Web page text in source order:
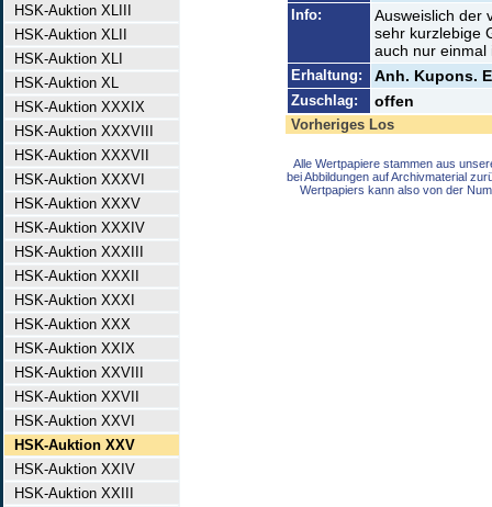
HSK-Auktion XLIII
HSK-Auktion XLII
HSK-Auktion XLI
HSK-Auktion XL
HSK-Auktion XXXIX
HSK-Auktion XXXVIII
HSK-Auktion XXXVII
HSK-Auktion XXXVI
HSK-Auktion XXXV
HSK-Auktion XXXIV
HSK-Auktion XXXIII
HSK-Auktion XXXII
HSK-Auktion XXXI
HSK-Auktion XXX
HSK-Auktion XXIX
HSK-Auktion XXVIII
HSK-Auktion XXVII
HSK-Auktion XXVI
HSK-Auktion XXV
HSK-Auktion XXIV
HSK-Auktion XXIII
Info:
Ausweislich der
sehr kurzlebige
auch nur einmal
Erhaltung: Anh. Kupons.
Zuschlag: offen
Vorheriges Los
Alle Wertpapiere stammen aus
bei Abbildungen auf Archivmaterial
Wertpapiers kann also von der